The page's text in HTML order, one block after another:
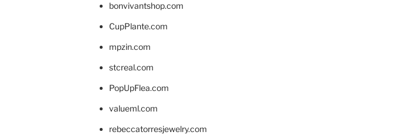
bonvivantshop.com
CupPlante.com
mpzin.com
stcreal.com
PopUpFlea.com
valueml.com
rebeccatorresjewelry.com